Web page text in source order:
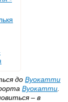
до Вуокатти
Вуокатти
– в